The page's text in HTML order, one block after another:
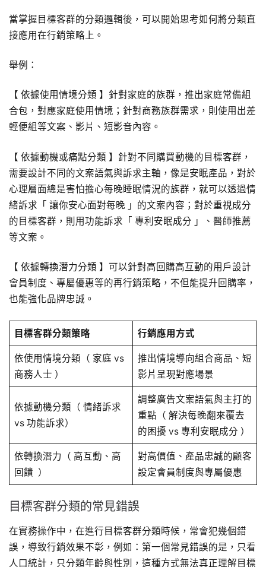
當掌握目標客群的分類邏輯後，可以開始思考如何將分類直
接應用在行銷策略上。
舉例：
【 依據使用情境分類 】針對家庭的族群，推出家庭常備組
合包，對應家庭使用情境；針對商務族群需求，則使用出差
輕便組等文案、影片、短影音內容。
【 依據動機或痛點分類 】針對不同購買動機的目標客群，
需要設計不同的文案語氣與訴求主軸，像是安眠產品，對於
心理層面總是害怕擔心每晚睡眠情況的族群，就可以透過情
緒訴求「 讓你安心面對每晚 」的文案內容；對於重視成分
的目標客群，則用功能訴求「 專利安眠成分 」、醫師推薦
等文案。
【 依據轉換潛力分類 】可以針對高回購高互動的用戶設計
會員制度、專屬優惠等的再行銷策略，不但能提升回購率，
也能強化品牌忠誠。
目標客群分類策略 行銷應用方式
依使用情境分類（ 家庭 vs
商務人士 ）
推出情境導向組合商品、短
影片呈現對應場景
依據動機分類（ 情緒訴求
vs 功能訴求）
調整廣告文案語氣與主打的
重點（ 解決每晚翻來覆去
的困擾 vs 專利安眠成分 ）
依轉換潛力（ 高互動、高
回饋 ）
對高價值、產品忠誠的顧客
設定會員制度與專屬優惠
目標客群分類的常見錯誤
在實務操作中，在進行目標客群分類時候，常會犯幾個錯
誤，導致行銷效果不彰，例如：第一個常見錯誤的是，只看
人口統計，只分類年齡與性別，這種方式無法真正理解目標